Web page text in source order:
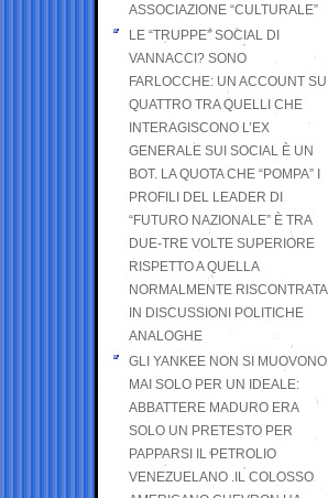
ASSOCIAZIONE “CULTURALE”
LE “TRUPPE” SOCIAL DI
VANNACCI? SONO
FARLOCCHE: UN ACCOUNT SU
QUATTRO TRA QUELLI CHE
INTERAGISCONO L’EX
GENERALE SUI SOCIAL È UN
BOT. LA QUOTA CHE “POMPA” I
PROFILI DEL LEADER DI
“FUTURO NAZIONALE” È TRA
DUE-TRE VOLTE SUPERIORE
RISPETTO A QUELLA
NORMALMENTE RISCONTRATA
IN DISCUSSIONI POLITICHE
ANALOGHE
GLI YANKEE NON SI MUOVONO
MAI SOLO PER UN IDEALE:
ABBATTERE MADURO ERA
SOLO UN PRETESTO PER
PAPPARSI IL PETROLIO
VENEZUELANO .IL COLOSSO